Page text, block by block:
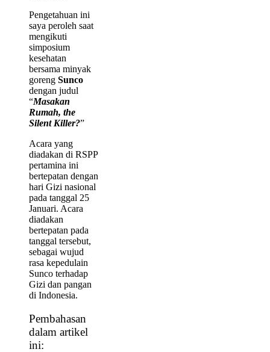
Pengetahuan ini
saya peroleh saat
mengikuti
simposium
kesehatan
bersama minyak
goreng Sunco
dengan judul
“Masakan
Rumah, the
Silent Killer?”
Acara yang
diadakan di RSPP
pertamina ini
bertepatan dengan
hari Gizi nasional
pada tanggal 25
Januari. Acara
diadakan
bertepatan pada
tanggal tersebut,
sebagai wujud
rasa kepedulain
Sunco terhadap
Gizi dan pangan
di Indonesia.
Pembahasan
dalam artikel
ini: